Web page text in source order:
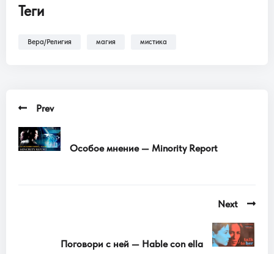
Теги
Вера/Религия магия мистика
Prev
Особое мнение — Minority Report
Next
Поговори с ней — Hable con ella